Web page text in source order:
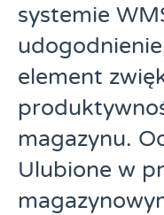
systemie
element
magazynu.
Ulubione w